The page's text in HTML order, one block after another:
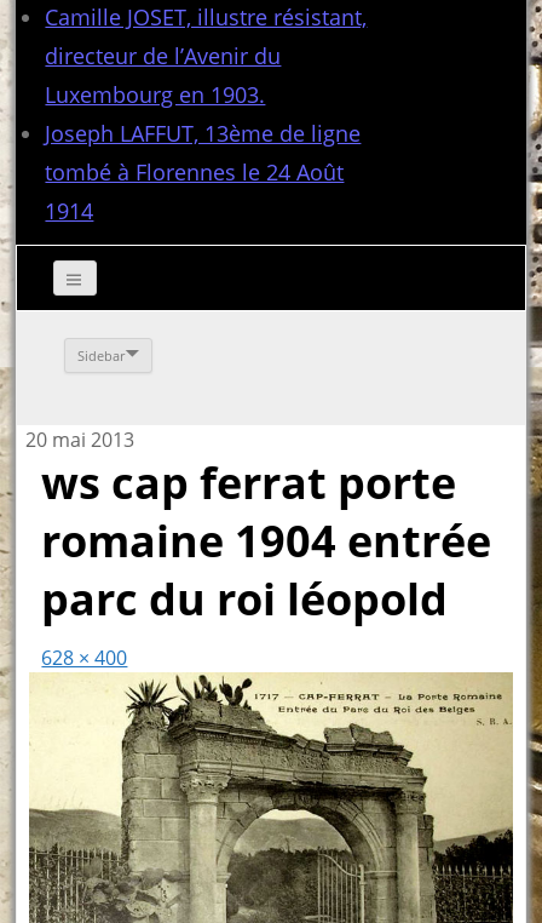
Camille JOSET, illustre résistant,
directeur de l’Avenir du
Luxembourg en 1903.
Joseph LAFFUT, 13ème de ligne
tombé à Florennes le 24 Août
1914
Sidebar
20 mai 2013
ws cap ferrat porte
romaine 1904 entrée
parc du roi léopold
628 × 400